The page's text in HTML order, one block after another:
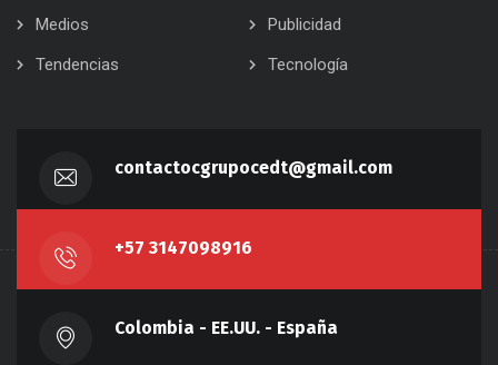
Medios
Publicidad
Tendencias
Tecnología
contactocgrupocedt@gmail.com
+57 3147098916
Colombia - EE.UU. - España